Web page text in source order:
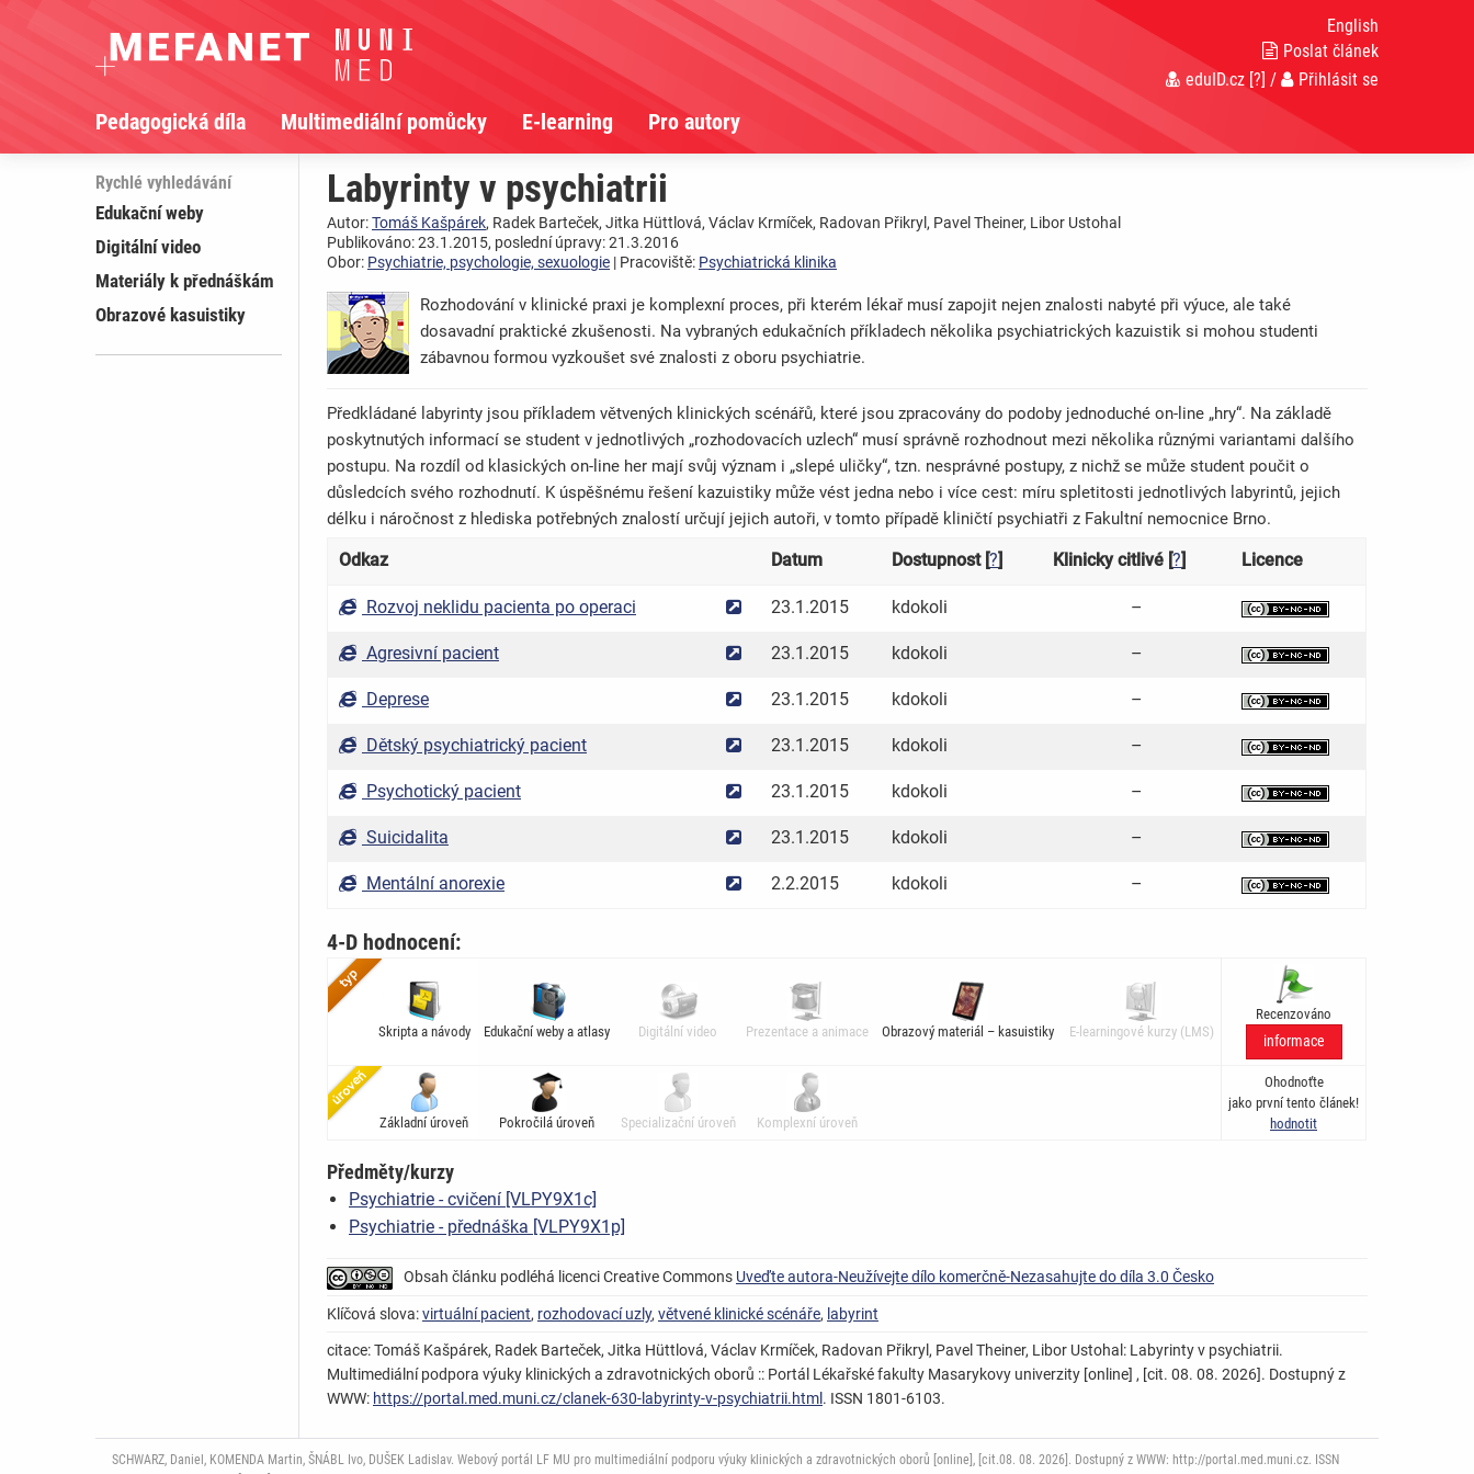
English
Poslat článek
eduID.cz [?] / Přihlásit se
Pedagogická díla Multimediální pomůcky E-learning Pro autory
Rychlé vyhledávání
Edukační weby
Digitální video
Materiály k přednáškám
Obrazové kasuistiky
Labyrinty v psychiatrii
Autor:Tomáš Kašpárek, Radek Barteček, Jitka Hüttlová, Václav Krmíček, Radovan Přikryl, Pavel Theiner, Libor Ustohal
Publikováno: 23.1.2015, poslední úpravy: 21.3.2016
Obor: Psychiatrie, psychologie, sexuologie | Pracoviště: Psychiatrická klinika
Rozhodování v klinické praxi je komplexní proces, při kterém lékař musí zapojit nejen znalosti nabyté při výuce, ale také
dosavadní praktické zkušenosti. Na vybraných edukačních příkladech několika psychiatrických kazuistik si mohou studenti
zábavnou formou vyzkoušet své znalosti z oboru psychiatrie.
Předkládané labyrinty jsou příkladem větvených klinických scénářů, které jsou zpracovány do podoby jednoduché on-line „hry“. Na základě
poskytnutých informací se student v jednotlivých „rozhodovacích uzlech“ musí správně rozhodnout mezi několika různými variantami dalšího
postupu. Na rozdíl od klasických on-line her mají svůj význam i „slepé uličky“, tzn. nesprávné postupy, z nichž se může student poučit o
důsledcích svého rozhodnutí. K úspěšnému řešení kazuistiky může vést jedna nebo i více cest: míru spletitosti jednotlivých labyrintů, jejich
délku i náročnost z hlediska potřebných znalostí určují jejich autoři, v tomto případě kliničtí psychiatři z Fakultní nemocnice Brno.
Odkaz Datum Dostupnost [?] Klinicky citlivé [?] Licence
Rozvoj neklidu pacienta po operaci 23.1.2015 kdokoli –
Agresivní pacient 23.1.2015 kdokoli –
Deprese 23.1.2015 kdokoli –
Dětský psychiatrický pacient 23.1.2015 kdokoli –
Psychotický pacient 23.1.2015 kdokoli –
Suicidalita 23.1.2015 kdokoli –
Mentální anorexie 2.2.2015 kdokoli –
4-D hodnocení:
Skripta a návody Edukační weby a atlasy Digitální video Prezentace a animace Obrazový materiál – kasuistiky E-learningové kurzy (LMS)
Recenzováno
informace
Základní úroveň Pokročilá úroveň Specializační úroveň Komplexní úroveň
Ohodnoťte
jako první tento článek!
hodnotit
Předměty/kurzy
Psychiatrie - cvičení [VLPY9X1c]
Psychiatrie - přednáška [VLPY9X1p]
Obsah článku podléhá licenci Creative Commons Uveďte autora-Neužívejte dílo komerčně-Nezasahujte do díla 3.0 Česko
Klíčová slova:virtuální pacient, rozhodovací uzly, větvené klinické scénáře, labyrint
citace: Tomáš Kašpárek, Radek Barteček, Jitka Hüttlová, Václav Krmíček, Radovan Přikryl, Pavel Theiner, Libor Ustohal: Labyrinty v psychiatrii.
Multimediální podpora výuky klinických a zdravotnických oborů :: Portál Lékařské fakulty Masarykovy univerzity [online] , [cit. 08. 08. 2026]. Dostupný z
WWW: https://portal.med.muni.cz/clanek-630-labyrinty-v-psychiatrii.html . ISSN 1801-6103.
SCHWARZ, Daniel, KOMENDA Martin, ŠNÁBL Ivo, DUŠEK Ladislav. Webový portál LF MU pro multimediální podporu výuky klinických a zdravotnických oborů [online], [cit.08. 08. 2026]. Dostupný z WWW: http://portal.med.muni.cz. ISSN